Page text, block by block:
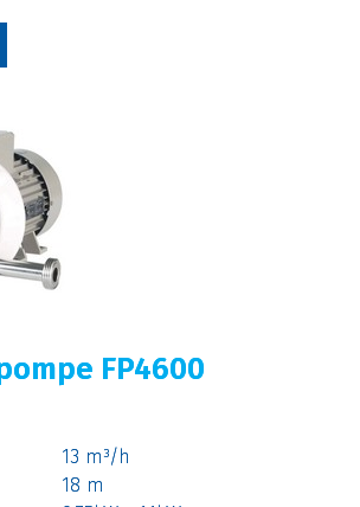
FP4600
13 m³/h
18 m